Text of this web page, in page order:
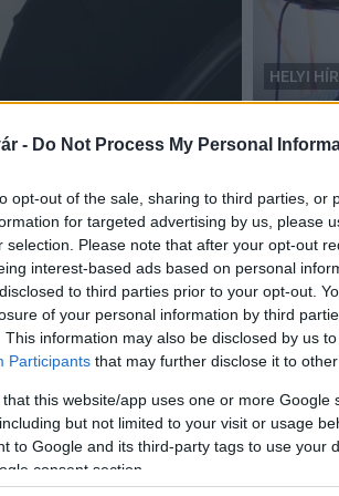
- Do Not Process My Personal
opt-out of the sale, sharing to third parties, or
for targeted advertising by us, please
selection. Please note that after your opt-out
interest-based ads based on personal
to third parties prior to your opt-out.
of your personal information by third
This information may also be disclosed by us
Participants that may further disclose it to
this website/app uses one or more
but not limited to your visit or usage
to Google and its third-party tags to use your
consent section.
HELYI
Sikeres
Az Index nem lett a tulajdonunk -
a CEMP-X Online új tulajdonosai
2018.09.19
A laphálózatunkat működtető Regon Zrt.
Oltyán József a napokban Ziegler
megvásárolta a CEMP-X Online Zrt.-t. A
tranzakció hátteréről és céljairól a két